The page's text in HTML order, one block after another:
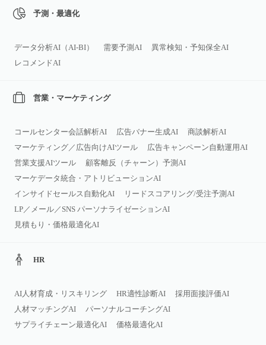
予測・最適化
データ分析AI（AI‑BI） 需要予測AI
異常検知・予知保全AI
レコメンドAI
営業・マーケティング
コールセンター会話解析AI 広告バナー生成AI
商談解析AI
マーケティング／広告向けAIツール
広告キャンペーン自動運用AI
営業支援AIツール
顧客離反（チャーン）予測AI
マーケデータ統合・アトリビューションAI
インサイドセールス自動化AI
リードスコアリング/受注予測AI
LP／メール／SNS パーソナライゼーションAI
見積もり・価格最適化AI
HR
AI人材育成・リスキリング HR適性診断AI
採用面接評価AI
人材マッチングAI
パーソナルコーチングAI
サプライチェーン最適化AI
価格最適化AI